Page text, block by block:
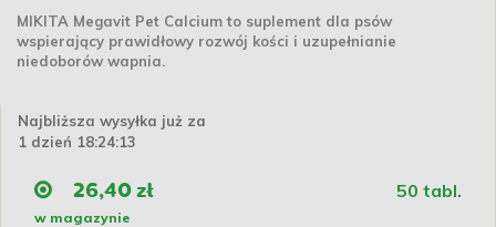
MIKITA Megavit Pet Calcium to suplement dla psów
wspierający prawidłowy rozwój kości i uzupełnianie
niedoborów wapnia.
Najbliższa wysyłka już za
1 dzień 18:24:12
26,40 zł 50 tabl.
w magazynie